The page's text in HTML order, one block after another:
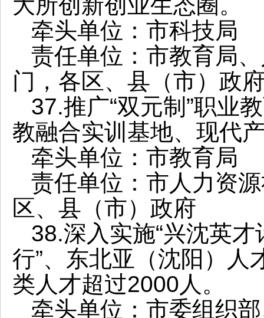
大所创新创业生态圈。
牵头单位：市科技局
责任单位：市教育局
门，各区、县（市）政
37.推广“双元制”职业
教融合实训基地、现代
牵头单位：市教育局
责任单位：市人力资
区、县（市）政府
38.深入实施“兴沈英才
行”、东北亚（沈阳）人
类人才超过2000人。
牵头单位：市委组织